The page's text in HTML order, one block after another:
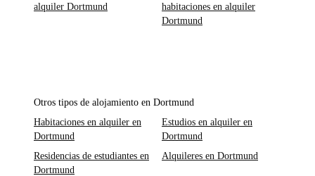
alquiler Dortmund
habitaciones en alquiler
Dortmund
Otros tipos de alojamiento en Dortmund
Habitaciones en alquiler en
Dortmund
Estudios en alquiler en
Dortmund
Residencias de estudiantes en
Dortmund
Alquileres en Dortmund